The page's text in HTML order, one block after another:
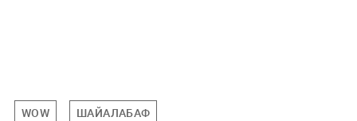
WOW ШАЙАЛАБАФ